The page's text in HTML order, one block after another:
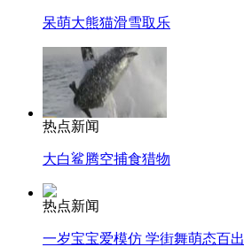
呆萌大熊猫滑雪取乐
热点新闻
大白鲨腾空捕食猎物
热点新闻
一岁宝宝爱模仿 学街舞萌态百出